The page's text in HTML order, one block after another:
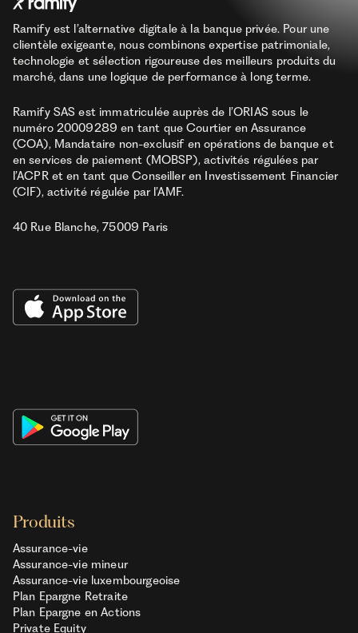
Ramify est l’alternative digitale à la banque privée. Pour une
clientèle exigeante, nous combinons expertise patrimoniale,
technologie et sélection rigoureuse des meilleurs produits du
marché, dans une logique de performance à long terme.
Ramify SAS est immatriculée auprès de l’ORIAS sous le
numéro 20009289 en tant que Courtier en Assurance
(COA), Mandataire non-exclusif en opérations de banque et
en services de paiement (MOBSP), activités régulées par
l’ACPR et en tant que Conseiller en Investissement Financier
(CIF), activité régulée par l’AMF.
40 Rue Blanche, 75009 Paris
Produits
Assurance-vie
Assurance-vie mineur
Assurance-vie luxembourgeoise
Plan Epargne Retraite
Plan Epargne en Actions
Private Equity